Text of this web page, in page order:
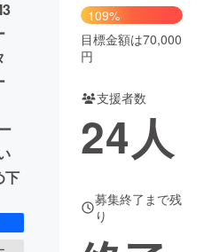
化
CAMPFIRE Creation
コミュニティ
下
109%
目標金額は70,000
円
支援者数
24人
募集終了まで残
り